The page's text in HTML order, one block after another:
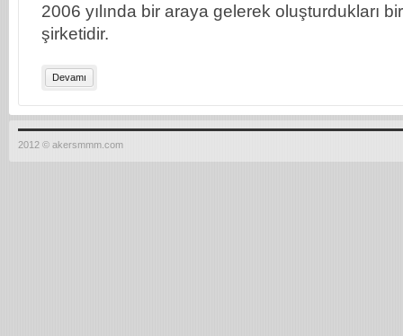
2006 yılında bir araya gelerek oluşturdukları
şirketidir.
Devamı
2012 © akersmmm.com